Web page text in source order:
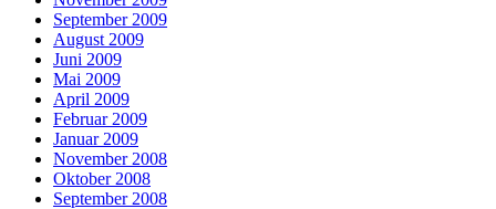
September 2009
August 2009
Juni 2009
Mai 2009
April 2009
Februar 2009
Januar 2009
November 2008
Oktober 2008
September 2008